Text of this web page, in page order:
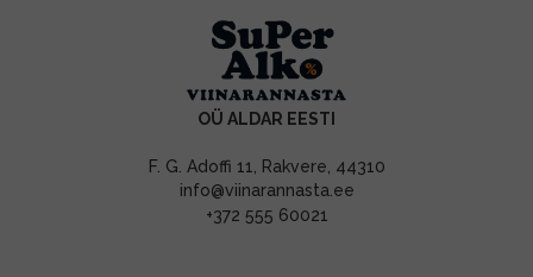
OÜ ALDAR EESTI
F. G. Adoffi 11, Rakvere, 44310
info@viinarannasta.ee
+372 555 60021